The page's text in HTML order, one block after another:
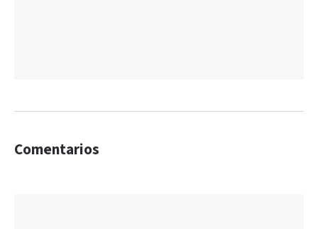
Comentarios